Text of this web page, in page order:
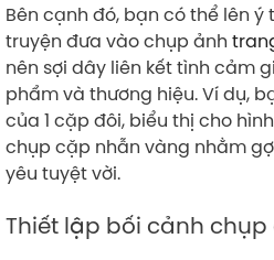
Bên cạnh đó, bạn có thể lên
truyện đưa vào chụp ảnh
nên sợi dây liên kết tình cảm
phẩm và thương hiệu. Ví dụ,
của 1 cặp đôi, biểu thị cho
chụp cặp nhẫn vàng nhằm
yêu tuyệt vời.
Thiết lập bối cảnh